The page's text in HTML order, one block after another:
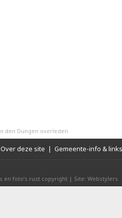
den Dungen overleden
Over deze site | Gemeente-info & links
en foto’s rust copyright | Site: Webstylers